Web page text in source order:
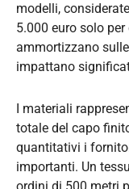
modelli,
5.000 euro solo
ammortizzano
impattano
I materiali
totale del capo
quantitativi i
importanti. Un